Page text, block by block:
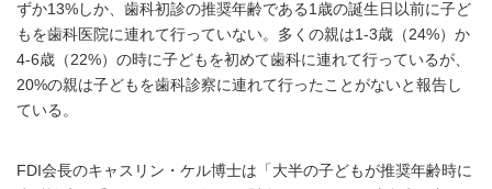
ずか13%しか、歯科初診の推奨年齢である1歳の誕生日以前に子ど
もを歯科医院に連れて行っていない。多くの親は1-3歳（24%）か
4-6歳（22%）の時に子どもを初めて歯科に連れて行っているが、
20%の親は子どもを歯科診察に連れて行ったことがないと報告し
ている。
FDI会長のキャスリン・ケル博士は「大半の子どもが推奨年齢時に